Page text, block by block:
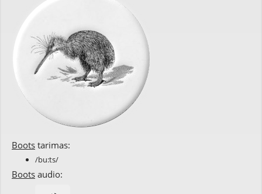
Boots tarimas:
/bu:ts/
Boots audio: